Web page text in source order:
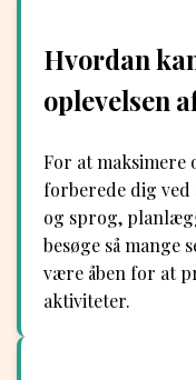
Hvordan
oplevelsen
For at maksimere
forberede dig
og sprog,
besøge så
være åben for at
aktiviteter.